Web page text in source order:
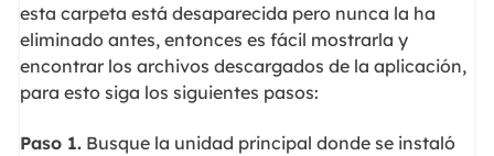
esta carpeta está desaparecida pero nunca la ha
eliminado antes, entonces es fácil mostrarla y
encontrar los archivos descargados de la aplicación,
para esto siga los siguientes pasos:
Paso 1.Busque la unidad principal donde se instaló